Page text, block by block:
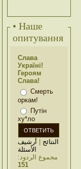
• Наше
опитування
Слава
Україні!
Героям
Слава!
Смерть
оркам!
Путін
ху*ло
النتائج | أرشيف
الأسئلة
مجموع الردود:
151